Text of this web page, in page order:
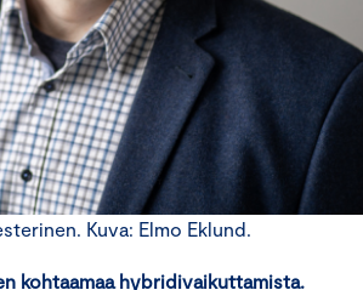
Kuva: Elmo Eklund.
kohtaamaa hybridivaikuttamista.